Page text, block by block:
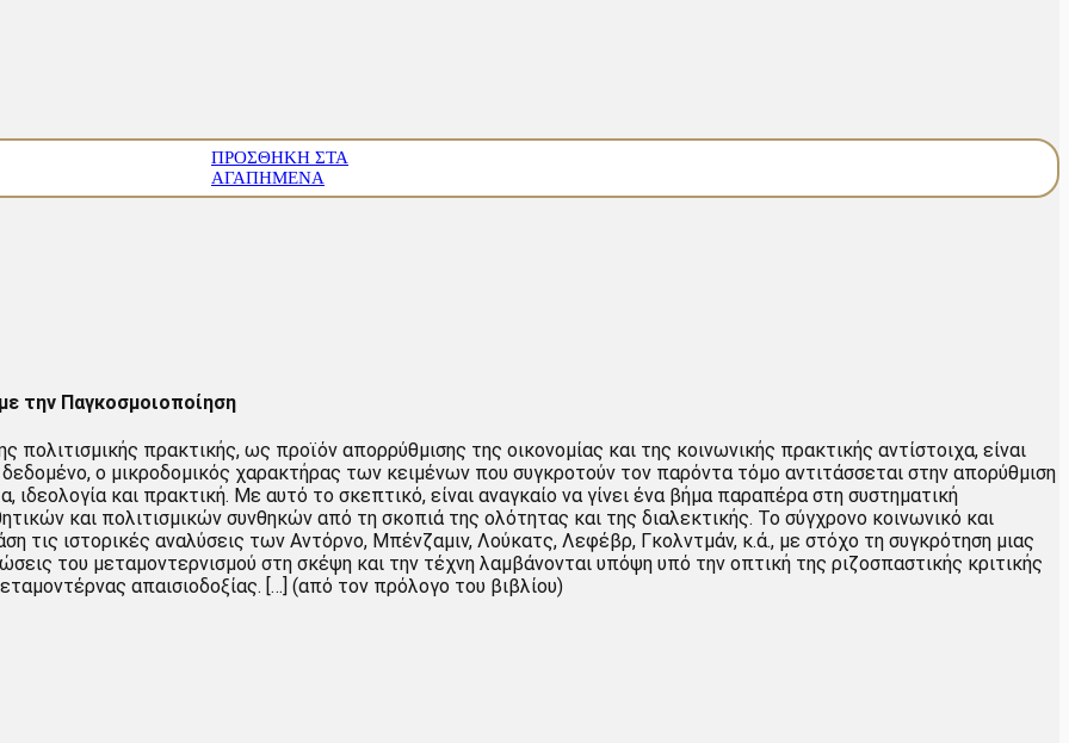
ΠΡΟΣΘΉΚΗ ΣΤΑ
ΑΓΑΠΗΜΈΝΑ
την Παγκοσμοιοποίηση
πρακτικής, ως προϊόν απορρύθμισης της οικονομίας και της κοινωνικής πρακτικής αντίστοιχα, είναι
ο μικροδομικός χαρακτήρας των κειμένων που συγκροτούν τον παρόντα τόμο αντιτάσσεται στην απορύθμιση
ιδεολογία και πρακτική. Με αυτό το σκεπτικό, είναι αναγκαίο να γίνει ένα βήμα παραπέρα στη συστηματική
και πολιτισμικών συνθηκών από τη σκοπιά της ολότητας και της διαλεκτικής. Το σύγχρονο κοινωνικό και
τις ιστορικές αναλύσεις των Αντόρνο, Μπένζαμιν, Λούκατς, Λεφέβρ, Γκολντμάν, κ.ά., με στόχο τη συγκρότηση μιας
του μεταμοντερνισμού στη σκέψη και την τέχνη λαμβάνονται υπόψη υπό την οπτική της ριζοσπαστικής κριτικής
απαισιοδοξίας. […] (από τον πρόλογο του βιβλίου)